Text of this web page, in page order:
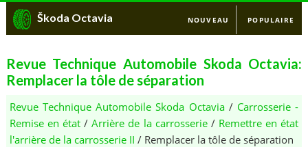
Škoda Octavia NOUVEAU POPULAIRE
Revue Technique Automobile Skoda Octavia:
Remplacer la tôle de séparation
Revue Technique Automobile Skoda Octavia/ Carrosserie -
Remise en état /Arrière de la carrosserie/ Remettre en état
l'arrière de la carrosserie II / Remplacer la tôle de séparation